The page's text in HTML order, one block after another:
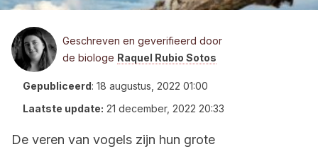
Geschreven en geverifieerd door
de biologe Raquel Rubio Sotos
Gepubliceerd: 18 augustus, 2022 01:00
Laatste update: 21 december, 2022 20:33
De veren van vogels zijn hun grote